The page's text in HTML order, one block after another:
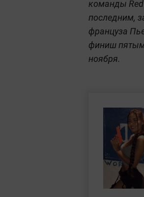
команды
последним,
француза
финиш
ноября.